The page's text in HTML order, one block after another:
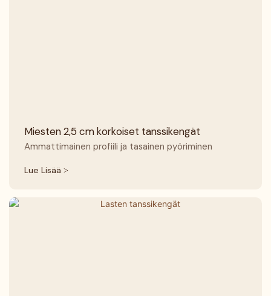
Miesten 2,5 cm korkoiset tanssikengät
Ammattimainen profiili ja tasainen pyöriminen
Lue Lisää >